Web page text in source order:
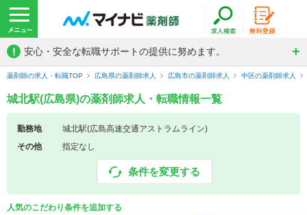
! 安心・安全な転職サポートの提供に努めます。
薬剤師の求人・転職TOP 広島県の薬剤師求人 広島市の薬剤師求人 中区の薬剤師求人
城北駅(広島県)の薬剤師求人・転職情報一覧
勤務地
城北駅(広島高速交通アストラムライン)
その他
指定なし
条件を変更する
人気のこだわり条件を追加する